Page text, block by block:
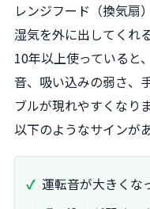
レンジフード（換気扇
湿気を外に出してくれ
10年以上使っていると
音、吸い込みの弱さ、
ブルが現れやすくなりま
以下のようなサインが
運転音が大きくな